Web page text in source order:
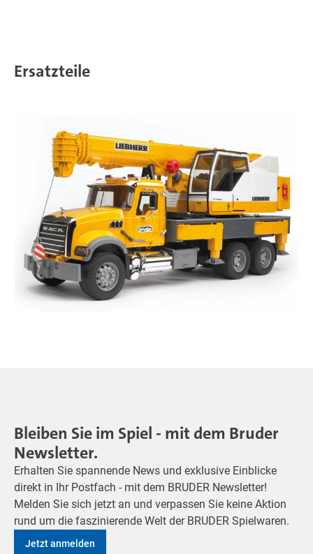
Ersatzteile
Bleiben Sie im Spiel - mit dem Bruder
Newsletter.
Erhalten Sie spannende News und exklusive Einblicke
direkt in Ihr Postfach - mit dem BRUDER Newsletter!
Melden Sie sich jetzt an und verpassen Sie keine Aktion
rund um die faszinierende Welt der BRUDER Spielwaren.
Jetzt anmelden